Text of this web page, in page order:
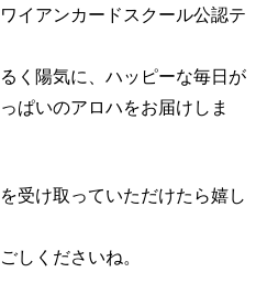
イアンカードスクール公認テ
く陽気に、ハッピーな毎日が
ぱいのアロハをお届けしま
受け取っていただけたら嬉し
しくださいね。